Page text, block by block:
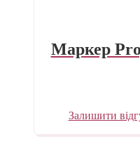
Маркер
Залишити